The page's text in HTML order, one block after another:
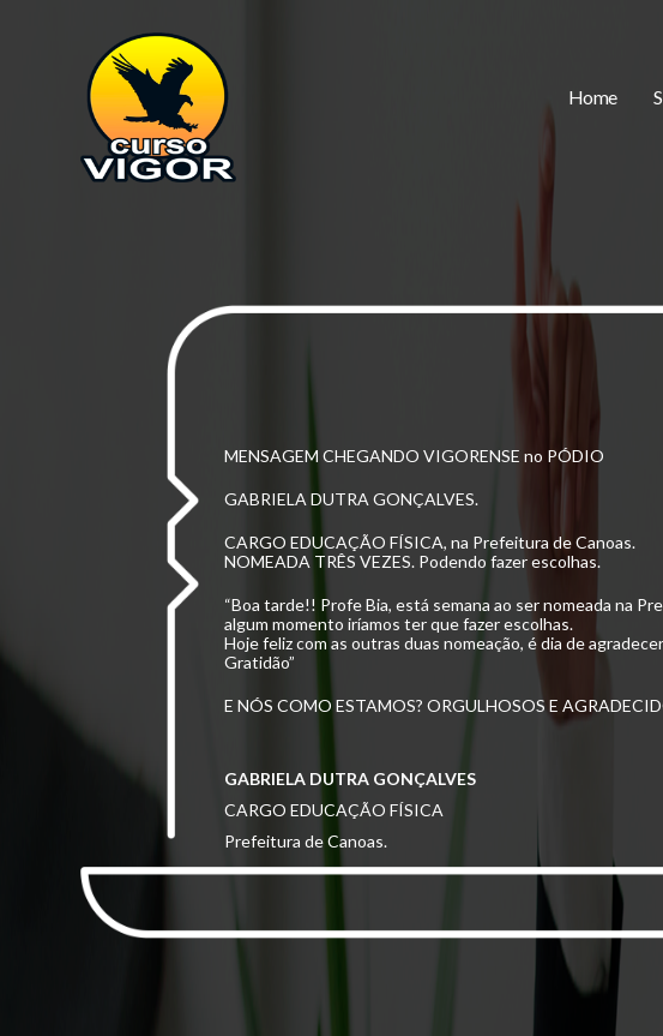
Home
MENSAGEM CHEGANDO VIGORENSE no PÓDIO
GABRIELA DUTRA GONÇALVES.
CARGO EDUCAÇÃO FÍSICA, na Prefeitura de Canoas.
NOMEADA TRÊS VEZES. Podendo fazer escolhas.
“Boa tarde!! Profe Bia, está semana ao ser nomeada na
algum momento iríamos ter que fazer escolhas.
Hoje feliz com as outras duas nomeação, é dia de
Gratidão”
E NÓS COMO ESTAMOS? ORGULHOSOS E
GABRIELA DUTRA GONÇALVES
CARGO EDUCAÇÃO FÍSICA
Prefeitura de Canoas.